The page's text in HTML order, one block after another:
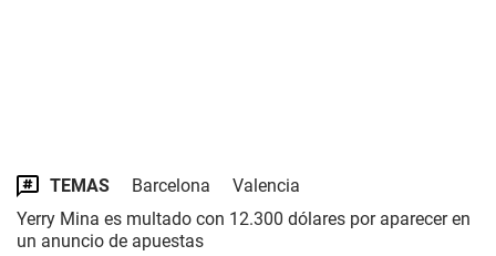
TEMAS Barcelona
Valencia
Yerry Mina es multado con 12.300 dólares por aparecer en
un anuncio de apuestas